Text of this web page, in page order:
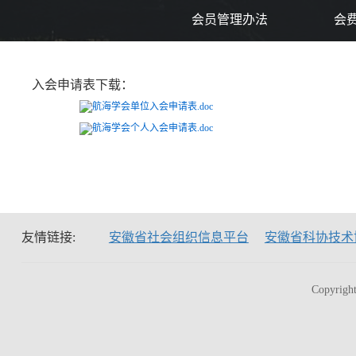
会员管理办法 会
入会申请表下载：
航海学会单位入会申请表.doc
航海学会个人入会申请表.doc
友情链接: 安徽省社会组织信息平台 安徽省科协技